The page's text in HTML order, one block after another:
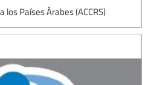
Países Árabes (ACCRS)